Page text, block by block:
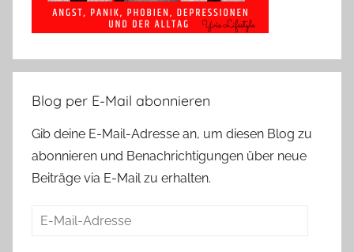
Blog per E-Mail abonnieren
Gib deine E-Mail-Adresse an, um diesen Blog zu
abonnieren und Benachrichtigungen über neue
Beiträge via E-Mail zu erhalten.
E-